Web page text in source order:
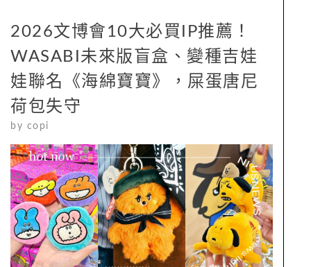
2026文博會10大必買IP推薦！
WASABI未來版盲盒、變種吉娃
娃聯名《海綿寶寶》，屎蛋唐尼
荷包失守
by copi